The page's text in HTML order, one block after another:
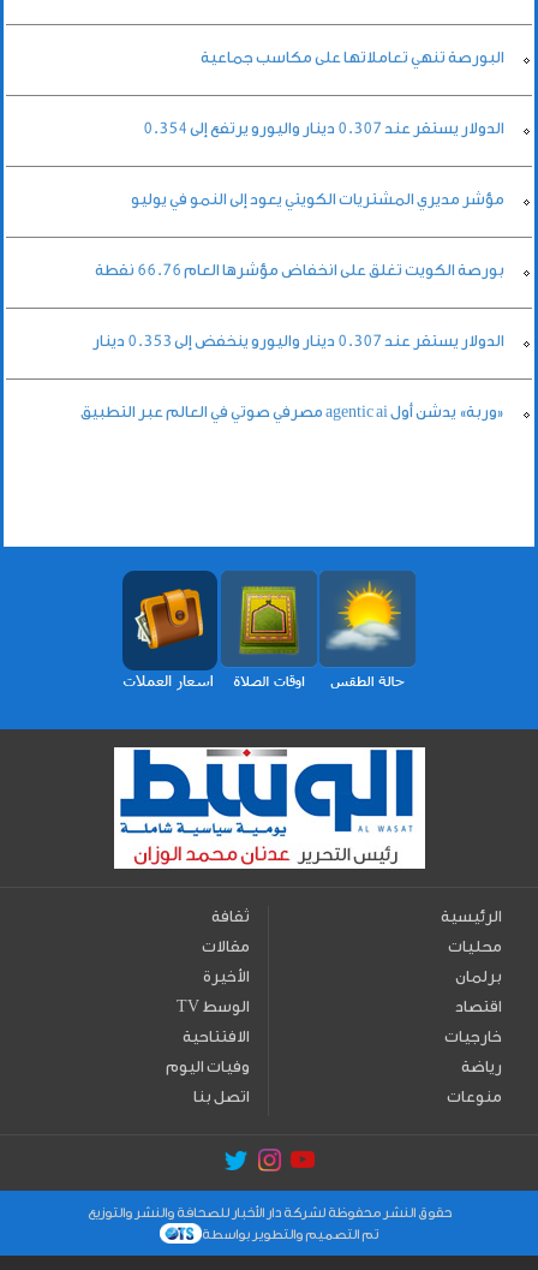
البورصة تنهي تعاملاتها على مكاسب جماعية
الدولار يستقر عند 0.307 دينار واليورو يرتفع إلى 0.354
مؤشر مديري المشتريات الكويتي يعود إلى النمو في يوليو
بورصة الكويت تغلق على انخفاض مؤشرها العام 66.76 نقطة
الدولار يستقر عند 0.307 دينار واليورو ينخفض إلى 0.353 دينار
«وربة» يدشن أول agentic ai مصرفي صوتي في العالم عبر التطبيق
الرئيسية
محليات
برلمان
اقتصاد
خارجيات
رياضة
منوعات
ثقافة
مقالات
الأخيرة
TV الوسط
الافتتاحية
وفيات اليوم
اتصل بنا
حقوق النشر محفوظة لشركة دار الأخبار للصحافة والنشر والتوزيع
تم التصميم والتطوير بواسطة